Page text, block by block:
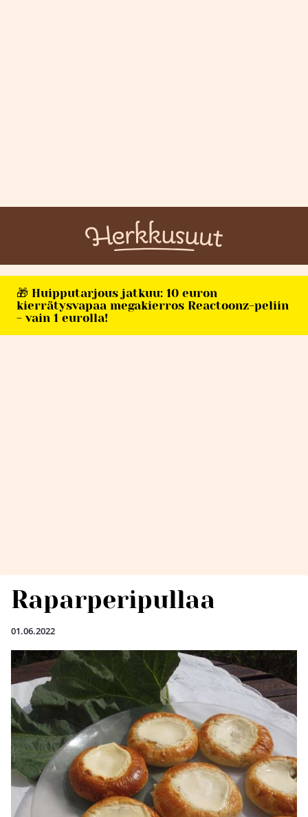
🎁 Huipputarjous jatkuu: 10 euron
kierrätysvapaa megakierros Reactoonz-peliin
- vain 1 eurolla!
Raparperipullaa
01.06.2022